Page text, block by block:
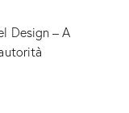
Design – A